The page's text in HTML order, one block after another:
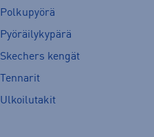
Polkupyörä
Pyöräilykypärä
Skechers kengät
Tennarit
Ulkoilutakit